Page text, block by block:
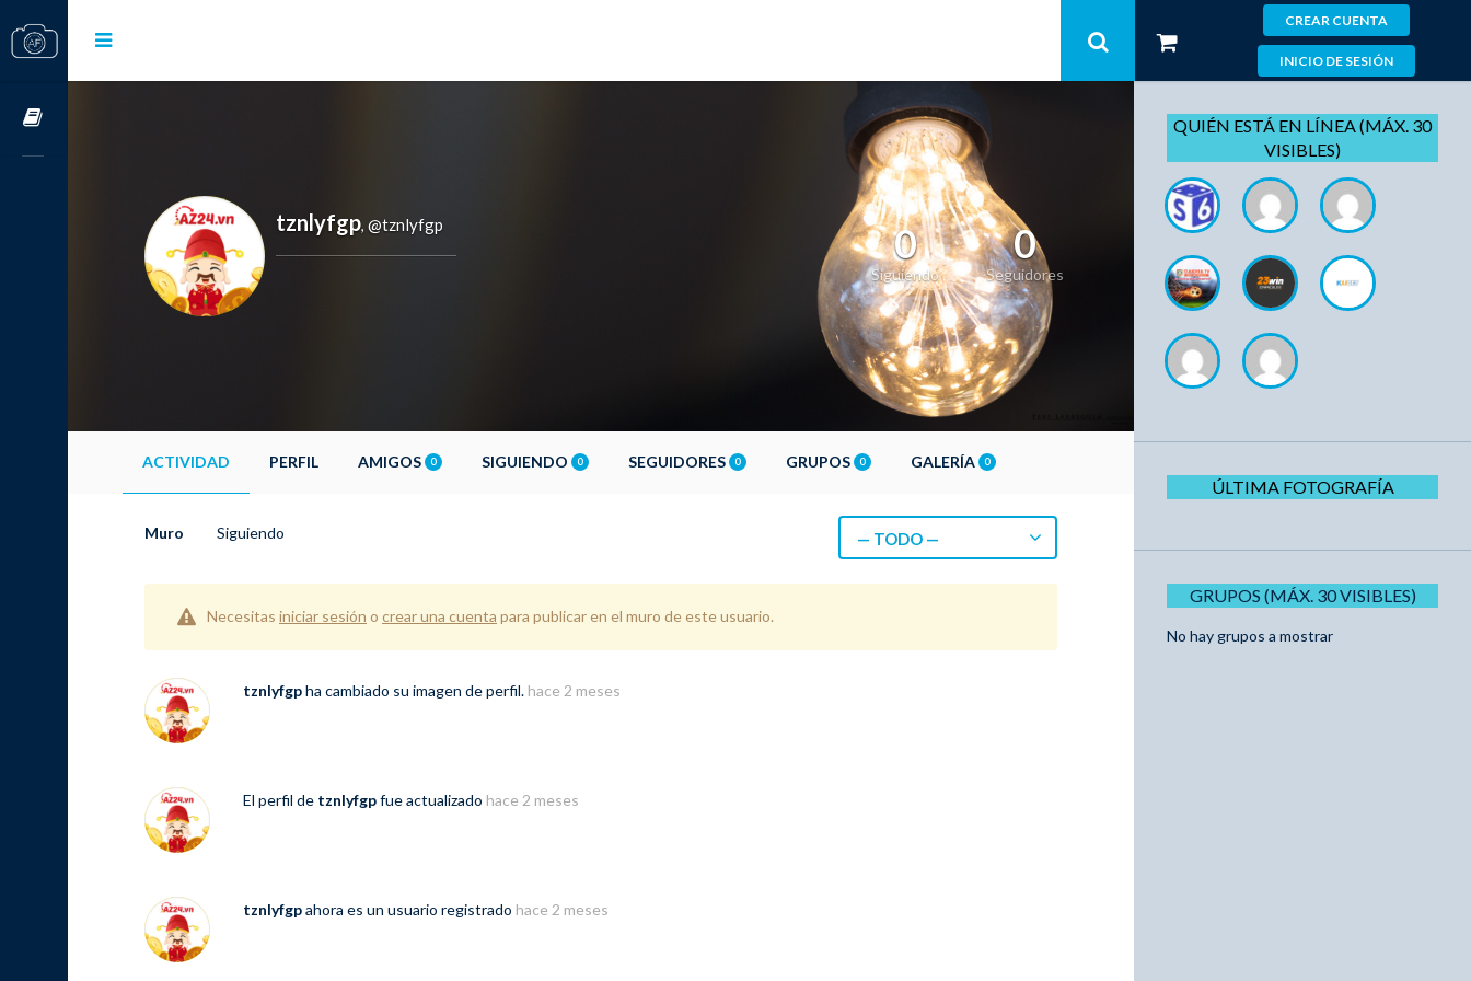
CREAR CUENTA
INICIO DE SESIÓN
tznlyfgp, @tznlyfgp 0
Siguiendo
0
Seguidores
ACTIVIDAD PERFIL AMIGOS 0 SIGUIENDO 0 SEGUIDORES 0 GRUPOS 0 GALERÍA 0
Muro Siguiendo — TODO —
Necesitas iniciar sesión o crear una cuenta para publicar en el muro de este usuario.
tznlyfgpha cambiado su imagen de perfil. hace 2 meses
El perfil de tznlyfgpfue actualizado hace 2 meses
tznlyfgpahora es un usuario registrado hace 2 meses
QUIÉN ESTÁ EN LÍNEA (MÁX. 30
VISIBLES)
ÚLTIMA FOTOGRAFÍA
GRUPOS (MÁX. 30 VISIBLES)
No hay grupos a mostrar